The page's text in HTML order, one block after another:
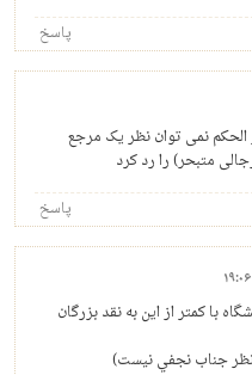
پاسخ
نمی توان نظر یک مرجع
متبحر) را رد کرد
پاسخ
با كمتر از اين به نقد بزرگان
نظر جناب نجفي نيست)